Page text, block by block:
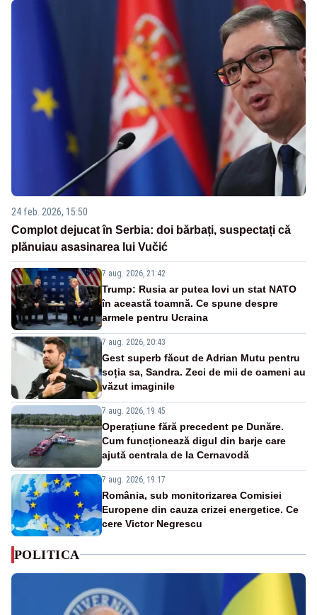
24 feb. 2026, 15:50
Complot dejucat în Serbia: doi bărbați, suspectați că
plănuiau asasinarea lui Vučić
7 aug. 2026, 21:42
Trump: Rusia ar putea lovi un stat NATO
în această toamnă. Ce spune despre
armele pentru Ucraina
7 aug. 2026, 20:43
Gest superb făcut de Adrian Mutu pentru
soția sa, Sandra. Zeci de mii de oameni au
văzut imaginile
7 aug. 2026, 19:45
Operațiune fără precedent pe Dunăre.
Cum funcționează digul din barje care
ajută centrala de la Cernavodă
7 aug. 2026, 19:17
România, sub monitorizarea Comisiei
Europene din cauza crizei energetice. Ce
cere Victor Negrescu
POLITICA